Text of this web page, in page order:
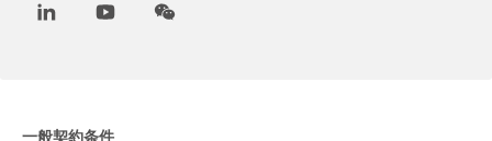
LinkedInYoutubeWeChat
一般契約条件